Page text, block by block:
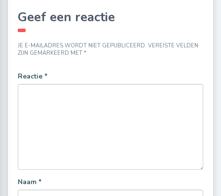
Geef een reactie
JE E-MAILADRES WORDT NIET GEPUBLICEERD. VEREISTE VELDEN
ZIJN GEMARKEERD MET *
Reactie *
Naam *